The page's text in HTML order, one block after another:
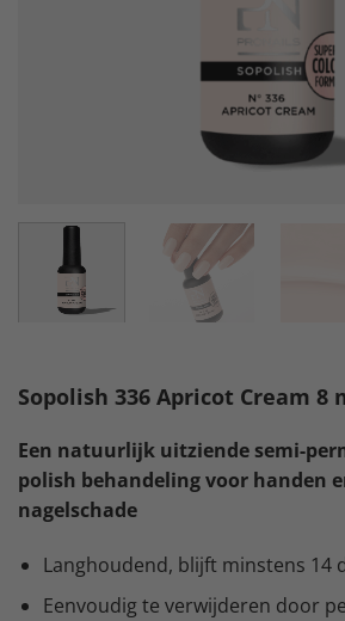
Sopolish 336 Apricot Cream 8
Een natuurlijk uitziende semi-
polish behandeling voor handen
nagelschade
Langhoudend, blijft minstens 14
Eenvoudig te verwijderen door